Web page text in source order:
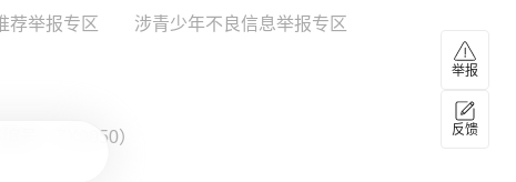
等地的部分区域最高气温将升至40℃以上，吐鲁番市局部区
域将达45℃以上。需加强防范山区局地融雪型洪水，并注意
尊重央行独立性
并确信特朗普不会就利率决策向美联储主席施压。据悉，特
荐举报专区
涉青少年不良信息举报专区
号：ZX0050）
举报
反馈